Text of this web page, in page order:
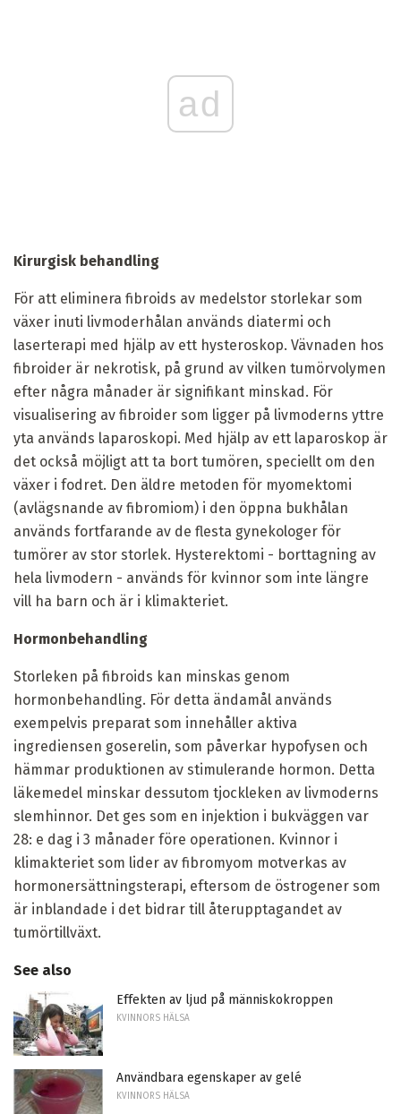
ad
Kirurgisk behandling
För att eliminera fibroids av medelstor storlekar som
växer inuti livmoderhålan används diatermi och
laserterapi med hjälp av ett hysteroskop. Vävnaden hos
fibroider är nekrotisk, på grund av vilken tumörvolymen
efter några månader är signifikant minskad. För
visualisering av fibroider som ligger på livmoderns yttre
yta används laparoskopi. Med hjälp av ett laparoskop är
det också möjligt att ta bort tumören, speciellt om den
växer i fodret. Den äldre metoden för myomektomi
(avlägsnande av fibromiom) i den öppna bukhålan
används fortfarande av de flesta gynekologer för
tumörer av stor storlek. Hysterektomi - borttagning av
hela livmodern - används för kvinnor som inte längre
vill ha barn och är i klimakteriet.
Hormonbehandling
Storleken på fibroids kan minskas genom
hormonbehandling. För detta ändamål används
exempelvis preparat som innehåller aktiva
ingrediensen goserelin, som påverkar hypofysen och
hämmar produktionen av stimulerande hormon. Detta
läkemedel minskar dessutom tjockleken av livmoderns
slemhinnor. Det ges som en injektion i bukväggen var
28: e dag i 3 månader före operationen. Kvinnor i
klimakteriet som lider av fibromyom motverkas av
hormonersättningsterapi, eftersom de östrogener som
är inblandade i det bidrar till återupptagandet av
tumörtillväxt.
See also
Effekten av ljud på människokroppen
KVINNORS HÄLSA
Användbara egenskaper av gelé
KVINNORS HÄLSA